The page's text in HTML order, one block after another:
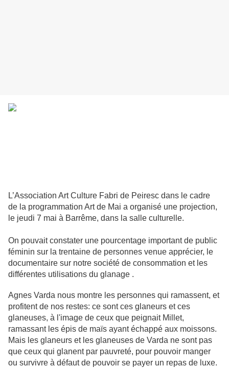
L’Association Art Culture Fabri de Peiresc dans le cadre
de la programmation Art de Mai a organisé une projection,
le jeudi 7 mai à Barrême, dans la salle culturelle.
On pouvait constater une pourcentage important de public
féminin sur la trentaine de personnes venue apprécier, le
documentaire sur notre société de consommation et les
différentes utilisations du glanage .
Agnes Varda nous montre les personnes qui ramassent, et
profitent de nos restes: ce sont ces glaneurs et ces
glaneuses, à l'image de ceux que peignait Millet,
ramassant les épis de maïs ayant échappé aux moissons.
Mais les glaneurs et les glaneuses de Varda ne sont pas
que ceux qui glanent par pauvreté, pour pouvoir manger
ou survivre à défaut de pouvoir se payer un repas de luxe.